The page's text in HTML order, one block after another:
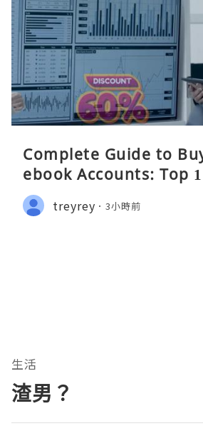
Complete Guide to
ebook Accounts: Top
treyrey 3小時前
生活
渣男？